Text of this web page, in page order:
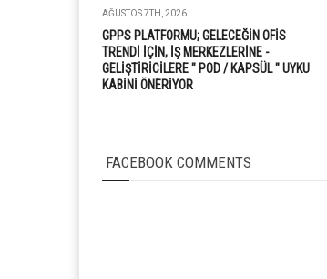
AĞUSTOS 7TH, 2026
GPPS PLATFORMU; GELECEĞİN OFİS
TRENDİ İÇİN, İŞ MERKEZLERİNE -
GELİŞTİRİCİLERE " POD / KAPSÜL " UYKU
KABİNİ ÖNERİYOR
FACEBOOK COMMENTS